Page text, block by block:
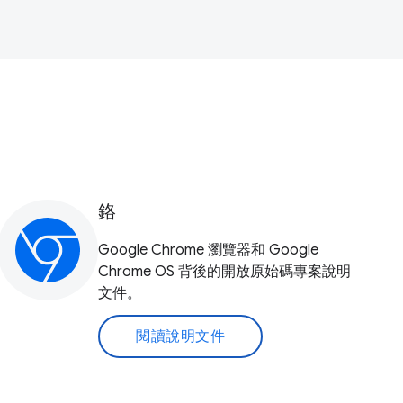
鉻
Google Chrome 瀏覽器和 Google
Chrome OS 背後的開放原始碼專案說明
文件。
閱讀說明文件